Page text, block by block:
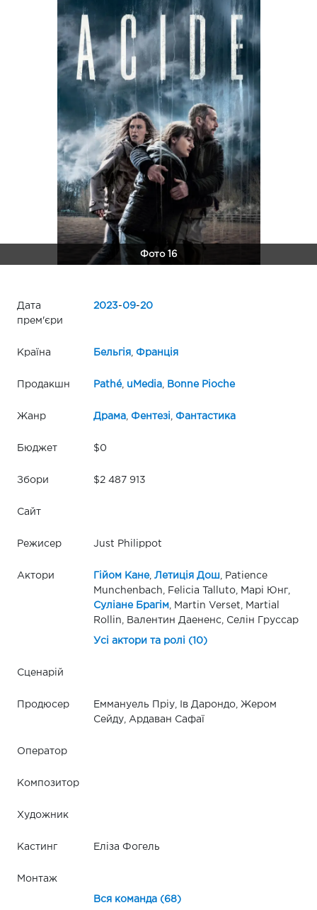
Фото 16
Дата
прем'єри
2023-09-20
Країна Бельгія, Франція
Продакшн Pathé, uMedia, Bonne Pioche
Жанр Драма, Фентезі Фантастика
Бюджет $0
Збори $2 487 913
Сайт
Режисер Just Philippot
Актори Гійом Кане, Летиція Дош , Patience
Munchenbach, Felicia Talluto, Марі Юнг,
Суліане Брагім, Martin Verset, Martial
Rollin, Валентин Даененс, Селін Груссар
Усі актори та ролі (10)
Сценарій
Продюсер
Еммануель Пріу, Ів Дарондо, Жером
Сейду, Ардаван Сафаї
Оператор
Композитор
Художник
Кастинг Еліза Фогель
Монтаж
Вся команда (68)